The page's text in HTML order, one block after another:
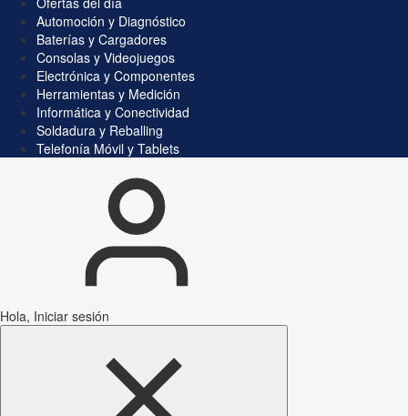
Automoción y Diagnóstico
Baterías y Cargadores
Consolas y Videojuegos
Electrónica y Componentes
Herramientas y Medición
Informática y Conectividad
Soldadura y Reballing
Telefonía Móvil y Tablets
Hola, Iniciar sesión